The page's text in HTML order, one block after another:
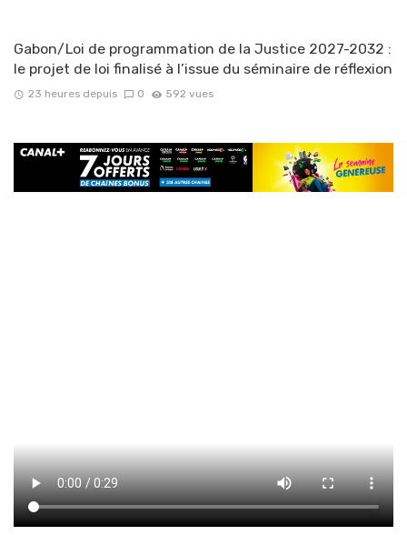
Gabon/Loi de programmation de la Justice 2027-2032 :
le projet de loi finalisé à l’issue du séminaire de réflexion
23 heures depuis 0 592 vues